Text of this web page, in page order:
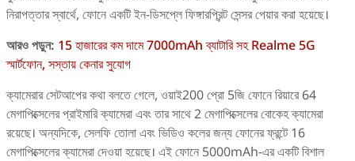
নিরাপত্তার স্বার্থে, ফোনে একটি ইন-ডিসপ্লে ফিঙ্গারপ্রিন্ট সেন্সর পেয়ার করা হয়েছে।
আরও পড়ুন: 15 হাজারের কম দামে 7000mAh ব্যাটারি সহ Realme 5G
স্মার্টফোন, সস্তায় কেনার সুযোগ
ক্যামেরার সেটআপের কথা বলতে গেলে, ওয়াই200 প্রো 5জি ফোনে রিয়ারে 64
মেগাপিক্সেলের প্রাইমারি ক্যামেরা এবং তার সাথে 2 মেগাপিক্সেলের বোকেহ ক্যামেরা
রয়েছে। অন্যদিকে, সেলফি তোলা এবং ভিডিও কলের জন্য ফোনের ফ্রন্টে 16
মেগাপিক্সেলের ক্যামেরা দেওয়া হয়েছে। এই ফোনে 5000mAh-এর একটি বিশাল